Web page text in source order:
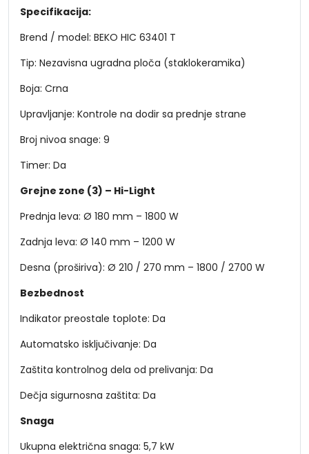
Specifikacija:
Brend / model: BEKO HIC 63401 T
Tip: Nezavisna ugradna ploča (staklokeramika)
Boja: Crna
Upravljanje: Kontrole na dodir sa prednje strane
Broj nivoa snage: 9
Timer: Da
Grejne zone (3) – Hi-Light
Prednja leva: Ø 180 mm – 1800 W
Zadnja leva: Ø 140 mm – 1200 W
Desna (proširiva): Ø 210 / 270 mm – 1800 / 2700 W
Bezbednost
Indikator preostale toplote: Da
Automatsko isključivanje: Da
Zaštita kontrolnog dela od prelivanja: Da
Dečja sigurnosna zaštita: Da
Snaga
Ukupna električna snaga: 5,7 kW